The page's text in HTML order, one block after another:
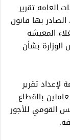
العامه تقرير
بها قانون
لغلاء المعيشه
بشأن
لإعداد تقرير
بالقطاع
القومي للأجور